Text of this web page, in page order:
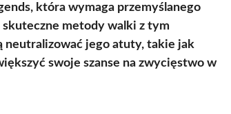
która wymaga przemyślanego
metody walki z tym
neutralizować jego atuty, takie jak
swoje szanse na zwycięstwo w